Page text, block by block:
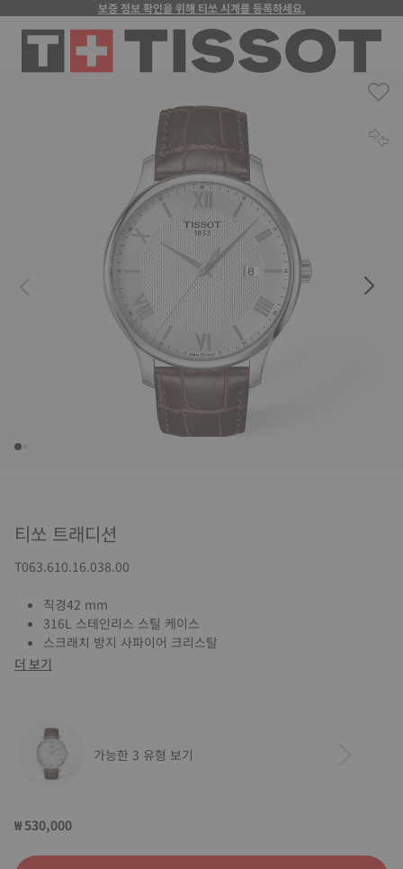
보증 정보 확인을 위해 티쏘 시계를 등록하세요.
티쏘 트래디션
T063.610.16.038.00
직경42 mm
316L 스테인리스 스틸 케이스
스크래치 방지 사파이어 크리스탈
더 보기
가능한 3 유형 보기
₩ 530,000